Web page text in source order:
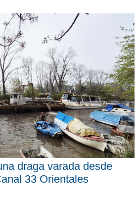
draga varada desde
33 Orientales